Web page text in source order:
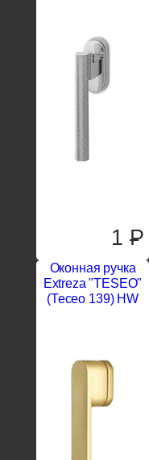
1P
Оконная ручка
Extreza "TESEO"
(Тесео 139) HW